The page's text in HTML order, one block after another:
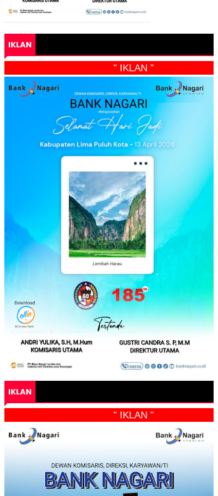
IKLAN
" IKLAN "
IKLAN
" IKLAN "